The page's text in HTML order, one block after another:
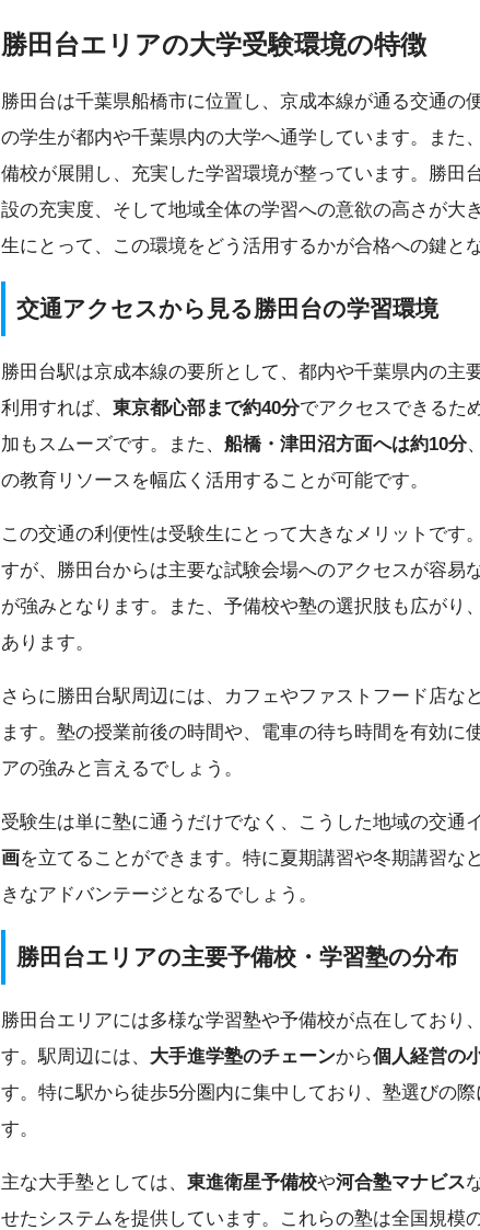
勝田台エリアの大学受験環境の特徴
勝田台は千葉県船橋市に位置し、京成本線が通る交通の
の学生が都内や千葉県内の大学へ通学しています。また
備校が展開し、充実した学習環境が整っています。勝田
設の充実度、そして地域全体の学習への意欲の高さが大
生にとって、この環境をどう活用するかが合格への鍵と
交通アクセスから見る勝田台の学習環境
勝田台駅は京成本線の要所として、都内や千葉県内の主
利用すれば、 東京都心部まで約40分でアクセスできるた
加もスムーズです。また、 船橋・津田沼方面へは約10分、
の教育リソースを幅広く活用することが可能です。
この交通の利便性は受験生にとって大きなメリットです
すが、勝田台からは主要な試験会場へのアクセスが容易な
が強みとなります。また、予備校や塾の選択肢も広がり
あります。
さらに勝田台駅周辺には、カフェやファストフード店など
ます。塾の授業前後の時間や、電車の待ち時間を有効に
アの強みと言えるでしょう。
受験生は単に塾に通うだけでなく、こうした地域の交通
画を立てることができます。特に夏期講習や冬期講習
きなアドバンテージとなるでしょう。
勝田台エリアの主要予備校・学習塾の分布
勝田台エリアには多様な学習塾や予備校が点在してお
す。駅周辺には、 大手進学塾のチェーンから個人経営の
す。特に駅から徒歩5分圏内に集中しており、塾選びの
す。
主な大手塾としては、 東進衛星予備校や河合塾マナビス
せたシステムを提供しています。これらの塾は全国規模